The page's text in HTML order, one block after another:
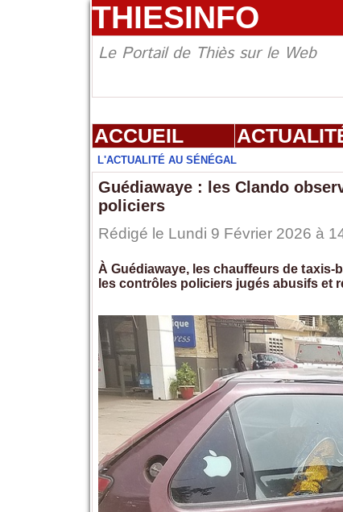
THIESINFO
Le Portail de Thiès sur le Web
ACCUEIL
L'ACTUALITÉ AU SÉNÉGAL
Guédiawaye : les Clando
policiers
Rédigé le Lundi 9 Février 2026 à
À Guédiawaye, les chauffeurs de
les contrôles policiers jugés abusifs et